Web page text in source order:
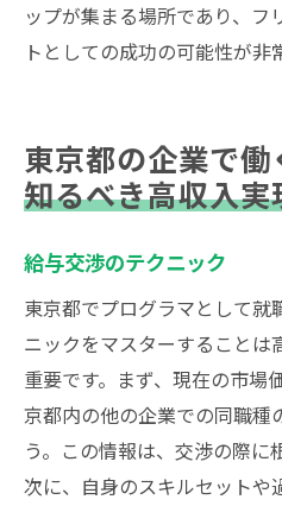
ップが集まる場所であり、フ
トとしての成功の可能性が非
東京都の企業で
知るべき高収入実
給与交渉のテクニック
東京都でプログラマとして就
ニックをマスターすることは
重要です。まず、現在の市場
京都内の他の企業での同職種
う。この情報は、交渉の際に
次に、自身のスキルセットや